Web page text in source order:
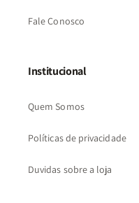
Fale Conosco
Institucional
Quem Somos
Políticas de privacidade
Duvidas sobre a loja